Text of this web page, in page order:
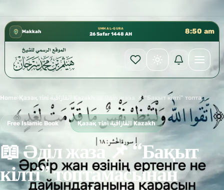
Makkah
UMM AL-QURA
26 Safar 1448 AH 8:50 am
Home 📖 Әділ жаза 📌 “Бақыт кілті” топтамасынан
Free Islamic Book Қазақ тілі القازاقية Kazakh
📖 Әділ жаза 📌 “Бақыт
кілті” топтамасынан